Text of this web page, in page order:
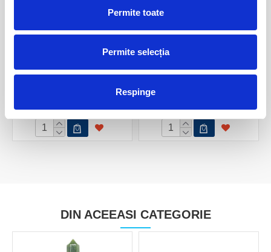
Permite toate
Permite selecția
Respinge
Colier jad ( nefrit ) rotund
Colier jad fatetat - 5,1 mm
DIN ACEEASI CATEGORIE